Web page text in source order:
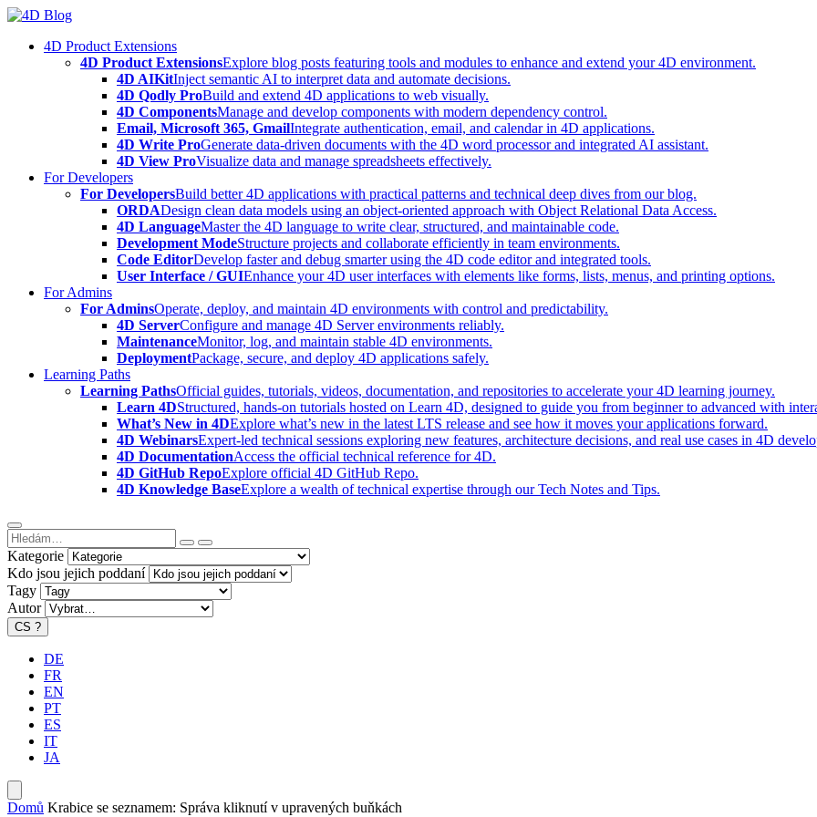
Skip
content4D Product Extensions
4D Product ExtensionsExplore blog posts featuring tools and modules to enhance and extend your 4D environment.
4D AIKitInject semantic AI to interpret data and automate decisions.
4D Qodly ProBuild and extend 4D applications to web visually.
4D ComponentsManage and develop components with modern dependency control.
Email, Microsoft 365, GmailIntegrate authentication, email, and calendar in 4D applications.
4D Write ProGenerate data-driven documents with the 4D word processor and integrated AI assistant.
4D View ProVisualize data and manage spreadsheets effectively.
For Developers
For DevelopersBuild better 4D applications with practical patterns and technical deep dives from our blog.
ORDADesign clean data models using an object-oriented approach with Object Relational Data Access.
4D LanguageMaster the 4D language to write clear, structured, and maintainable code.
Development ModeStructure projects and collaborate efficiently in team environments.
Code EditorDevelop faster and debug smarter using the 4D code editor and integrated tools.
User Interface / GUIEnhance your 4D user interfaces with elements like forms, lists, menus, and printing options.
For Admins
For AdminsOperate, deploy, and maintain 4D environments with control and predictability.
4D ServerConfigure and manage 4D Server environments reliably.
MaintenanceMonitor, log, and maintain stable 4D environments.
DeploymentPackage, secure, and deploy 4D applications safely.
Learning Paths
Learning PathsOfficial guides, tutorials, videos, documentation, and repositories to accelerate your 4D learning journey.
Learn 4DStructured, hands-on tutorials hosted on Learn 4D, designed to guide you from beginner to advanced with
What’s New in 4DExplore what’s new in the latest LTS release and see how it moves your applications forward.
4D WebinarsExpert-led technical sessions exploring new features, architecture decisions, and real use cases in 4D
4D DocumentationAccess the official technical reference for 4D.
4D GitHub RepoExplore official 4D GitHub Repo.
4D Knowledge BaseExplore a wealth of technical expertise through our Tech Notes and Tips.
Kategorie
Kdo jsou jejich poddaní
Tagy
Autor
CS ?
DE
FR
EN
PT
ES
IT
JA
Domů Krabice se seznamem: Správa kliknutí v upravených buňkách